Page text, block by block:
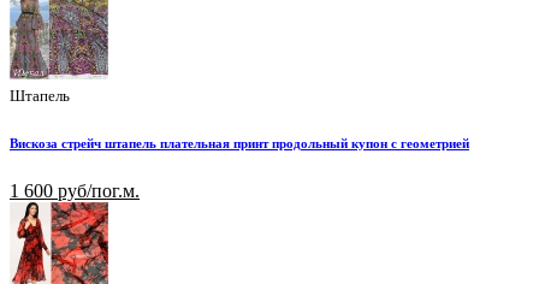
Штапель
Вискоза стрейч штапель плательная принт продольный купон с геометрией
1 600 руб/пог.м.